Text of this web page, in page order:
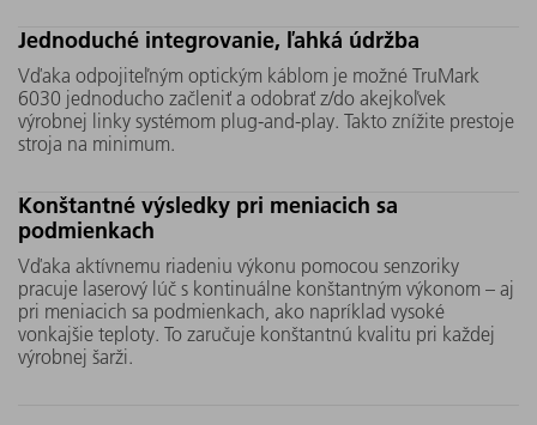
Jednoduché integrovanie, ľahká údržba
Vďaka odpojiteľným optickým káblom je možné TruMark
6030 jednoducho začleniť a odobrať z/do akejkoľvek
výrobnej linky systémom plug-and-play. Takto znížite prestoje
stroja na minimum.
Konštantné výsledky pri meniacich sa
podmienkach
Vďaka aktívnemu riadeniu výkonu pomocou senzoriky
pracuje laserový lúč s kontinuálne konštantným výkonom – aj
pri meniacich sa podmienkach, ako napríklad vysoké
vonkajšie teploty. To zaručuje konštantnú kvalitu pri každej
výrobnej šarži.